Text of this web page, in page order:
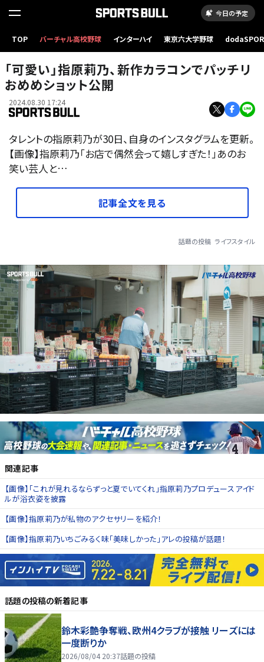
今日の予定
TOP バーチャル高校野球 インターハイ 東京六大学野球
「可愛い」指原莉乃、新作カラコンでパッチリ
おめめショット公開
2024.08.30 17:24
タレントの指原莉乃が30日、自身のインスタグラムを更新。
【画像】指原莉乃「お店で偶然会って嬉しすぎた！」あのお
笑い芸人と…
記事全文を見る
話題の投稿 ライフスタイル
関連記事
【画像】「これが見れるならずっと夏でいてくれ」指原莉乃プロデュースアイド
ルが浴衣姿を披露
【画像】指原莉乃が私物のアクセサリーを紹介！
【画像】指原莉乃いちごみるく味「美味しかった」アレの投稿が話題！
話題の投稿の新着記事
鈴木彩艶争奪戦、欧州4クラブが接触 リーズには
一度断りか
2026/08/04 20:37話題の投稿